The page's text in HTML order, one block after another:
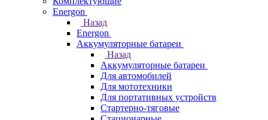
Energon
Назад
Energon
Аккумуляторные батареи
Назад
Аккумуляторные батареи
Для автомобилей
Для мототехники
Для портативных устройств
Стартерно-тяговые